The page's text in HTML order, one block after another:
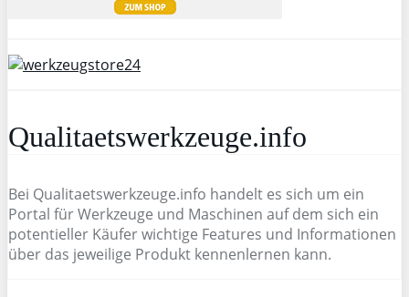
Qualitaetswerkzeuge.info
Bei Qualitaetswerkzeuge.info handelt es sich um ein
Portal für Werkzeuge und Maschinen auf dem sich ein
potentieller Käufer wichtige Features und Informationen
über das jeweilige Produkt kennenlernen kann.